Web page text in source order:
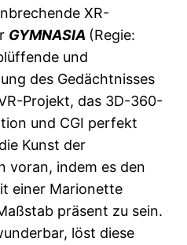
XR-
GYMNASIA (Regie:
und
des Gedächtnisses
Projekt, das 3D-360-
und CGI perfekt
Kunst der
voran, indem es den
einer Marionette
präsent zu sein.
löst diese